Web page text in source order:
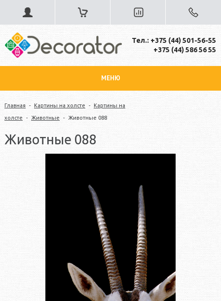
Тел.: +375 (44) 501-56-55
+375 (44) 586 56 55
МЕНЮ
Главная - Картины на холсте - Картины на
холсте - Животные - Животные 088
Животные 088